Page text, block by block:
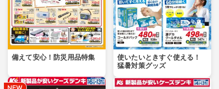
備えて安心！防災用品特集
使いたいときすぐ使える！
猛暑対策グッズ